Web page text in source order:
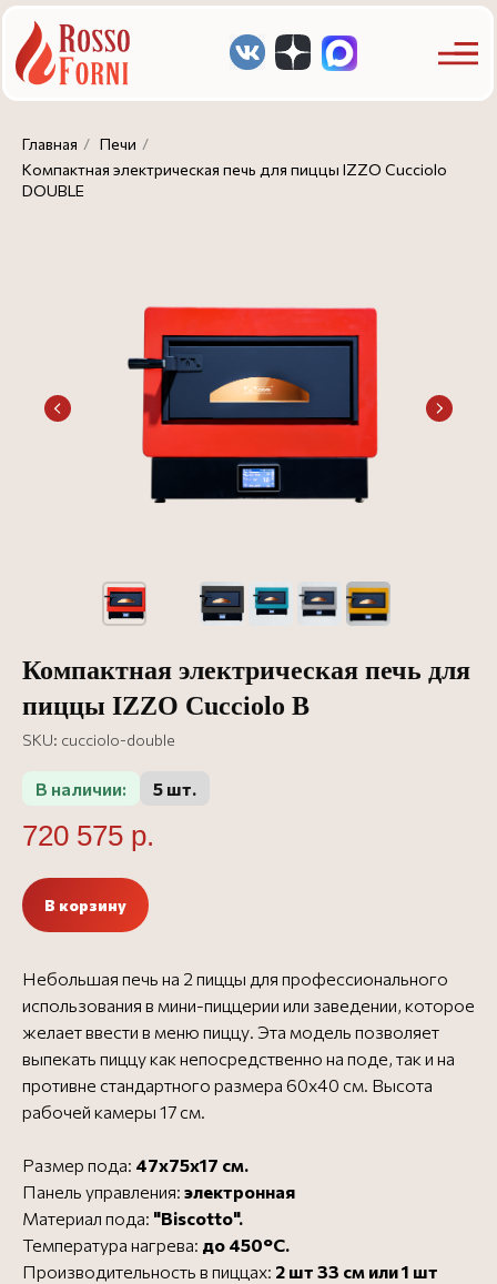
Главная / Печи /
Компактная электрическая печь для пиццы IZZO Cucciolo
DOUBLE
Компактная электрическая печь для
пиццы IZZO Cucciolo B
SKU: cucciolo-double
В наличии: 5 шт.
720 575 р.
В корзину
Небольшая печь на 2 пиццы для профессионального
использования в мини-пиццерии или заведении, которое
желает ввести в меню пиццу. Эта модель позволяет
выпекать пиццу как непосредственно на поде, так и на
противне стандартного размера 60х40 см. Высота
рабочей камеры 17 см.
Размер пода: 47х75х17 см.
Панель управления: электронная
Материал пода: "Biscotto".
Температура нагрева: до 450°C.
Производительность в пиццах: 2 шт 33 см или 1 шт
Официальный представитель
О IZZO
Все печи для пиццы IZZO
Все печи для пиццы
Посмотреть сертификат